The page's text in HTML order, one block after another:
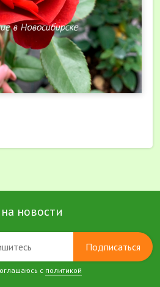
новости
Подписаться
с политикой